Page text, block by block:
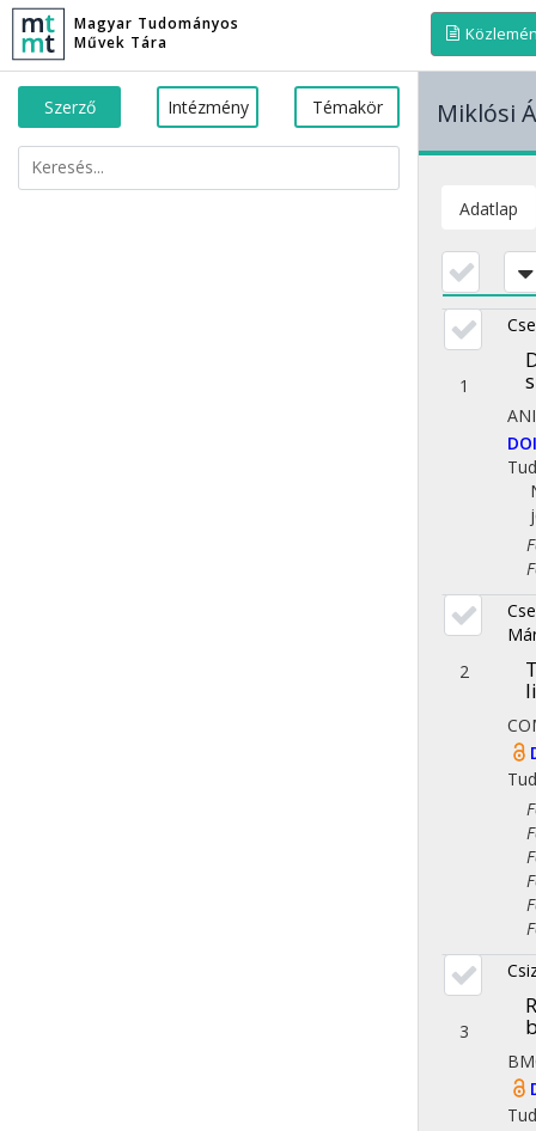
Magyar Tudományos
Művek Tára
Szerző Intézmény Témakör Miklósi
Adatlap
1
DOI
2
3